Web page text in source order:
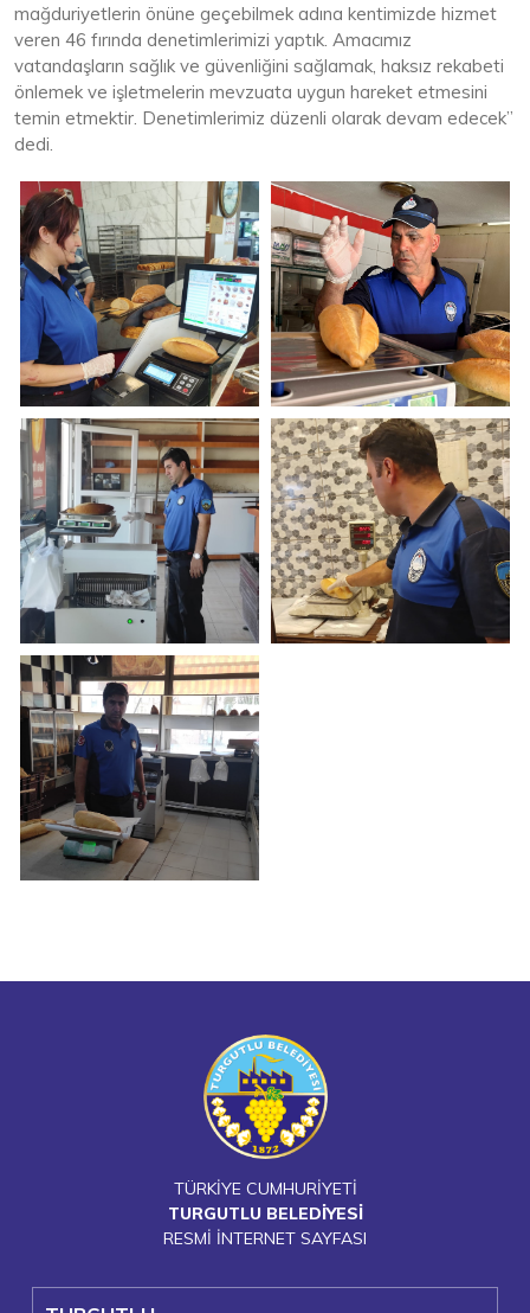
mağduriyetlerin önüne geçebilmek adına kentimizde hizmet
veren 46 fırında denetimlerimizi yaptık. Amacımız
vatandaşların sağlık ve güvenliğini sağlamak, haksız rekabeti
önlemek ve işletmelerin mevzuata uygun hareket etmesini
temin etmektir. Denetimlerimiz düzenli olarak devam edecek”
dedi.
TÜRKİYE CUMHURİYETİ
TURGUTLU BELEDİYESİ
RESMİ İNTERNET SAYFASI